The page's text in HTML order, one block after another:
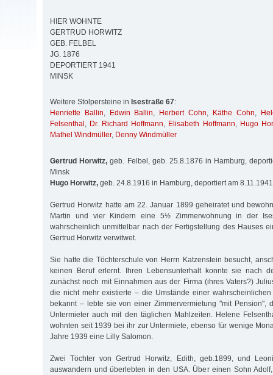
HIER WOHNTE
GERTRUD HORWITZ
GEB. FELBEL
JG. 1876
DEPORTIERT 1941
MINSK
Weitere Stolpersteine in Isestraße 67:
Henriette Ballin, Edwin Ballin, Herbert Cohn, Käthe Cohn,
Felsenthal , Dr. Richard Hoffmann, Elisabeth Hoffmann, Hugo
Mathel Windmüller, Denny Windmüller
Gertrud Horwitz, geb. Felbel, geb. 25.8.1876 in Hamburg,
Minsk
Hugo Horwitz, geb. 24.8.1916 in Hamburg, deportiert am
Gertrud Horwitz hatte am 22. Januar 1899 geheiratet und
Martin und vier Kindern eine 5½ Zimmerwohnung in der
wahrscheinlich unmittelbar nach der Fertigstellung des Hauses
Gertrud Horwitz verwitwet.
Sie hatte die Töchterschule von Herrn Katzenstein besucht,
keinen Beruf erlernt. Ihren Lebensunterhalt konnte sie nach
zunächst noch mit Einnahmen aus der Firma (ihres Vaters?)
die nicht mehr existierte – die Umstände einer
bekannt – lebte sie von einer Zimmervermietung "mit Pension",
Untermieter auch mit den täglichen Mahlzeiten. Helene
wohnten seit 1939 bei ihr zur Untermiete, ebenso für wenige
Jahre 1939 eine Lilly Salomon.
Zwei Töchter von Gertrud Horwitz, Edith, geb.1899, und
auswandern und überlebten in den USA. Über einen Sohn